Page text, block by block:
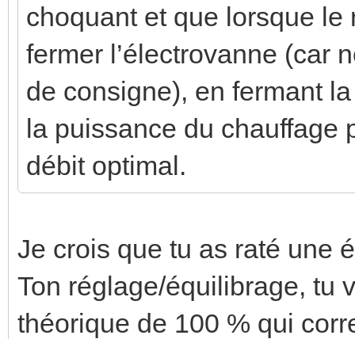
choquant et que lorsque
fermer l’électrovanne (car
de consigne), en fermant
la puissance du chauffage
débit optimal.
Je crois que tu as raté une
Ton réglage/équilibrage, tu
théorique de 100 % qui